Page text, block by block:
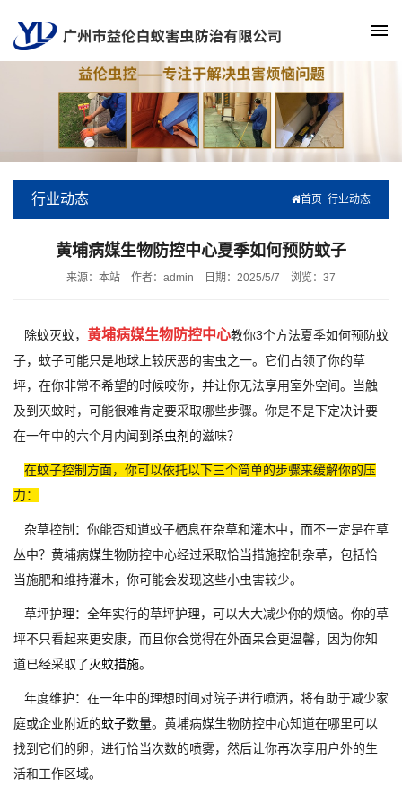
行业动态 首页 行业动态
黄埔病媒生物防控中心夏季如何预防蚊子
来源：本站 作者：admin 日期：2025/5/7 浏览： 37
除蚊灭蚊， 黄埔病媒生物防控中心教你3个方法夏季如何预防蚊
子，蚊子可能只是地球上较厌恶的害虫之一。它们占领了你的草
坪，在你非常不希望的时候咬你，并让你无法享用室外空间。当触
及到灭蚊时，可能很难肯定要采取哪些步骤。你是不是下定决计要
在一年中的六个月内闻到 杀虫剂 的滋味？
在蚊子控制方面，你可以依托以下三个简单的步骤来缓解你的压
力：
杂草控制：你能否知道蚊子栖息在杂草和灌木中，而不一定是在草
丛中？黄埔病媒生物防控中心经过采取恰当措施控制杂草，包括恰
当施肥和维持灌木，你可能会发现这些小虫害较少。
草坪护理：全年实行的草坪护理，可以大大减少你的烦恼。你的草
坪不只看起来更安康，而且你会觉得在外面呆会更温馨，因为你知
道已经采取了灭蚊措施。
年度维护：在一年中的理想时间对院子进行喷洒，将有助于减少家
庭或企业附近的蚊子数量。黄埔病媒生物防控中心知道在哪里可以
找到它们的卵，进行恰当次数的喷雾，然后让你再次享用户外的生
活和工作区域。